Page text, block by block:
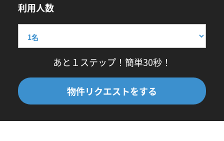
利用人数
あと１ステップ！簡単30秒！
物件リクエストをする